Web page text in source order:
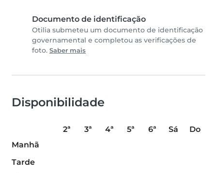
Documento de identificação
Otilia submeteu um documento de identificação
governamental e completou as verificações de
foto. Saber mais
Disponibilidade
2ª 3ª 4ª 5ª 6ª Sá
Do
Manhã
Tarde